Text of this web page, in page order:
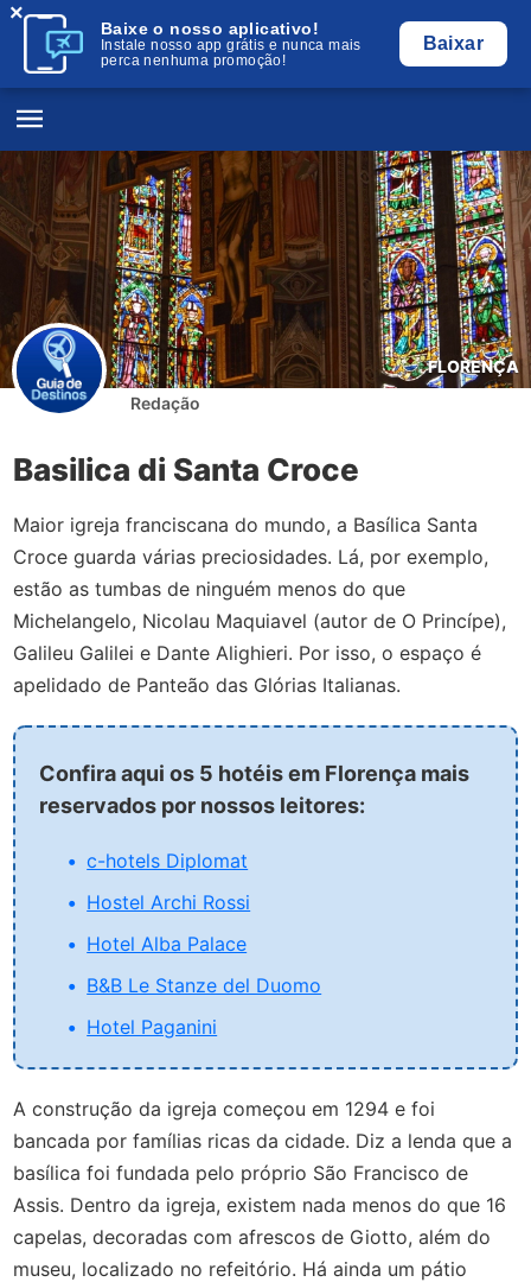
Baixe o nosso aplicativo!
Instale nosso app grátis e nunca mais
perca nenhuma promoção!
Baixar
×
FLORENÇA
Redação
Basilica di Santa Croce
Maior igreja franciscana do mundo, a Basílica Santa
Croce guarda várias preciosidades. Lá, por exemplo,
estão as tumbas de ninguém menos do que
Michelangelo, Nicolau Maquiavel (autor de O Princípe),
Galileu Galilei e Dante Alighieri. Por isso, o espaço é
apelidado de Panteão das Glórias Italianas.
Confira aqui os 5 hotéis em Florença mais
reservados por nossos leitores:
c-hotels Diplomat
Hostel Archi Rossi
Hotel Alba Palace
B&B Le Stanze del Duomo
Hotel Paganini
A construção da igreja começou em 1294 e foi
bancada por famílias ricas da cidade. Diz a lenda que a
basílica foi fundada pelo próprio São Francisco de
Assis. Dentro da igreja, existem nada menos do que 16
capelas, decoradas com afrescos de Giotto, além do
museu, localizado no refeitório. Há ainda um pátio